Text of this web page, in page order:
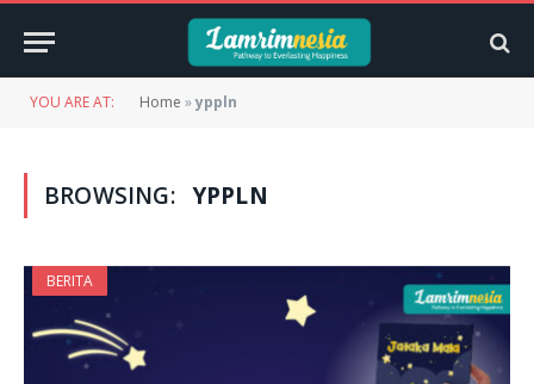
YOU ARE AT: Home »yppln
BROWSING: YPPLN
BERITA